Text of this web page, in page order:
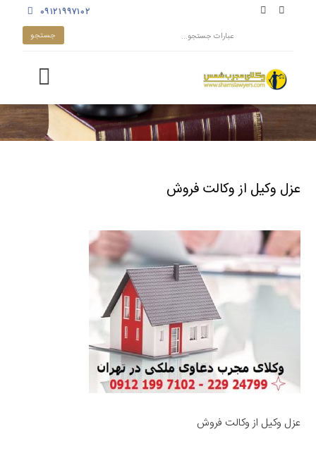
۰۹۱۲۱۹۹۷۱۰۲
عزل وکیل از وکالت فروش
عزل وکیل از وکالت فروش